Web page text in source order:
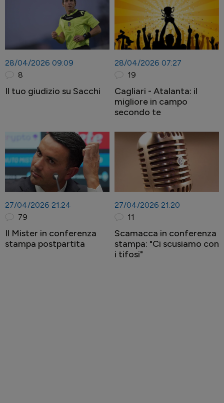
28/04/2026 09:09
8
Il tuo giudizio su Sacchi
28/04/2026 07:27
19
Cagliari - Atalanta: il
migliore in campo
secondo te
27/04/2026 21:24
79
Il Mister in conferenza
stampa postpartita
27/04/2026 21:20
11
Scamacca in conferenza
stampa: "Ci scusiamo con
i tifosi"